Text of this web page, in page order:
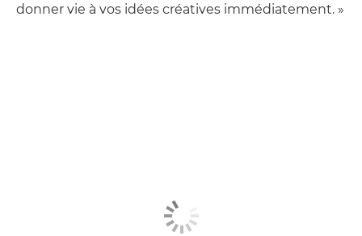
donner vie à vos idées créatives immédiatement. »